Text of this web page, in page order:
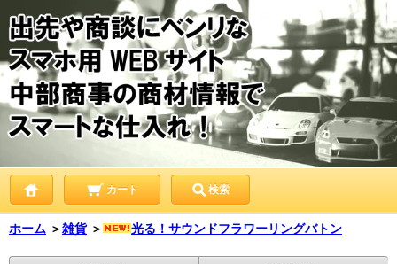
カート 検索
ホーム ＞雑貨 ＞ 光る！サウンドフラワーリングバトン